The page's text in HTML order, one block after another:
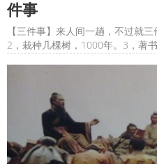
件事
【三件事】来人间一趟，不过就
2，栽种几棵树，1000年。3，著